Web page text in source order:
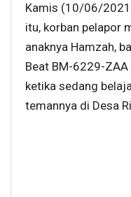
Kamis (10/06/
itu, korban pelapor
anaknya Hamzah,
Beat BM-6229-
ketika sedang
temannya di Desa